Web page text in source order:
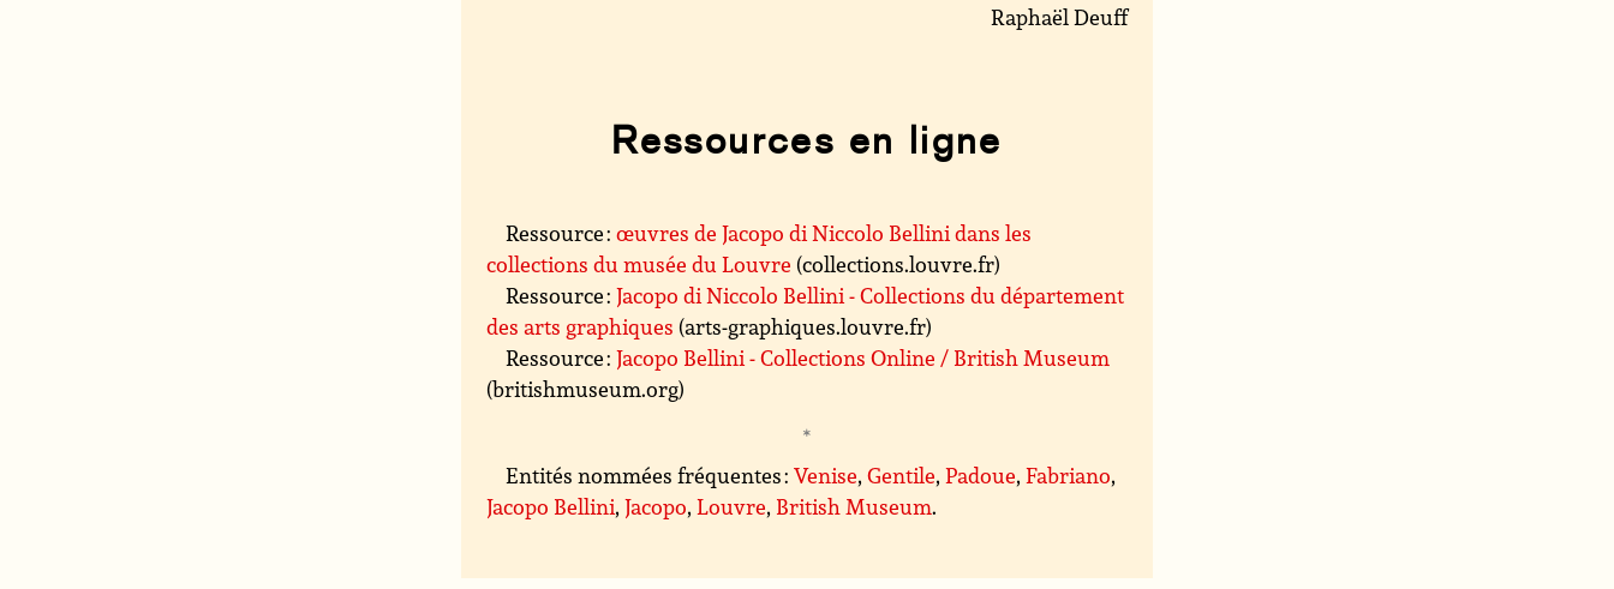
Raphaël Deuff
Ressources en ligne
Ressource :œuvres de Jacopo di Niccolo Bellini dans les
collections du musée du Louvre (collections.louvre.fr)
Ressource :Jacopo di Niccolo Bellini - Collections du département
des arts graphiques (arts-graphiques.louvre.fr)
Ressource :Jacopo Bellini - Collections Online / British Museum
(britishmuseum.org)
Entités nommées fréquentes :Venise,Gentile,Padoue,Fabriano,
Jacopo Bellini,Jacopo,Louvre, British Museum.